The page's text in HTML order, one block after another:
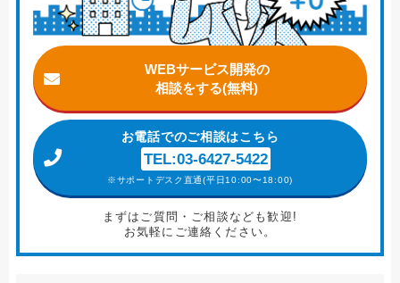
WEBサービス開発の
相談をする(無料)
お電話でのご相談はこちら
TEL:03-6427-5422
※サポートデスク直通(平日10:00〜18:00)
まずはご質問・ご相談なども歓迎!
お気軽にご連絡ください。